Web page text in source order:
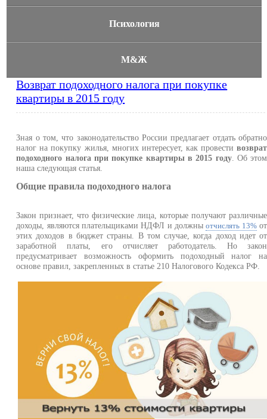
Психология
М&Ж
Возврат подоходного налога при покупке
квартиры в 2015 году
Зная о том, что законодательство России предлагает отдать обратно
налог на покупку жилья, многих интересует, как провестивозврат
подоходного налога при покупке квартиры в 2015 году. Об этом
наша следующая статья.
Общие правила подоходного налога
Закон признает, что физические лица, которые получают различные
доходы, являются плательщиками НДФЛ и должныотчислять 13%от
этих доходов в бюджет страны. В том случае, когда доход идет от
заработной платы, его отчисляет работодатель. Но закон
предусматривает возможность оформить подоходный налог на
основе правил, закрепленных в статье 210 Налогового Кодекса РФ.